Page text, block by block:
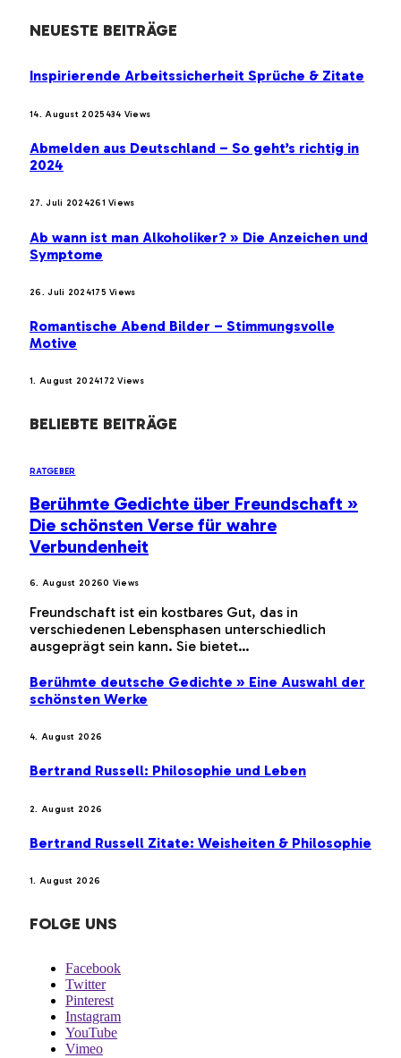
NEUESTE BEITRÄGE
Inspirierende Arbeitssicherheit Sprüche & Zitate
14. August 2025434 Views
Abmelden aus Deutschland – So geht’s richtig in
2024
27. Juli 2024261Views
Ab wann ist man Alkoholiker? » Die Anzeichen und
Symptome
26. Juli 2024175Views
Romantische Abend Bilder – Stimmungsvolle
Motive
1. August 2024172Views
BELIEBTE BEITRÄGE
RATGEBER
Berühmte Gedichte über Freundschaft »
Die schönsten Verse für wahre
Verbundenheit
6. August 20260 Views
Freundschaft ist ein kostbares Gut, das in
verschiedenen Lebensphasen unterschiedlich
ausgeprägt sein kann. Sie bietet…
Berühmte deutsche Gedichte » Eine Auswahl der
schönsten Werke
4. August 2026
Bertrand Russell: Philosophie und Leben
2. August 2026
Bertrand Russell Zitate: Weisheiten & Philosophie
1. August 2026
FOLGE UNS
Facebook
Twitter
Pinterest
Instagram
YouTube
Vimeo